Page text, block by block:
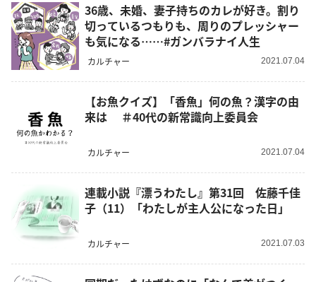
36歳、未婚、妻子持ちのカレが好き。割り
切っているつもりも、周りのプレッシャー
も気になる……#ガンバラナイ人生
カルチャー 2021.07.04
【お魚クイズ】「香魚」何の魚？漢字の由
来は ＃40代の新常識向上委員会
カルチャー 2021.07.04
連載小説『漂うわたし』第31回 佐藤千佳
子（11）「わたしが主人公になった日」
カルチャー 2021.07.03